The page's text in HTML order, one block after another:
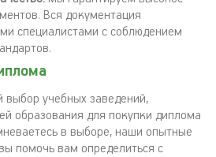
Вся документация
специалистами с соблюдением
учебных заведений,
образования для покупки диплома
в выборе, наши опытные
помочь вам определиться с